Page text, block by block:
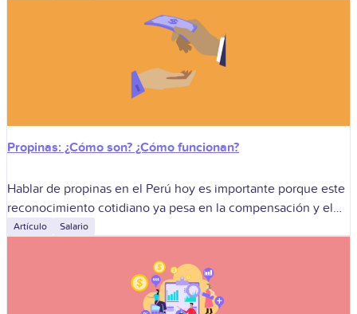
Propinas: ¿Cómo son? ¿Cómo funcionan?
Hablar de propinas en el Perú hoy es importante porque este
reconocimiento cotidiano ya pesa en la compensación y el
clima laboral. En gastronomía, turismo, delivery y otros
Artículo Salario